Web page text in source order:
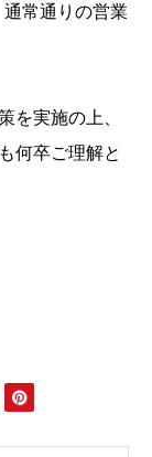
常通りの営業
を実施の上、
何卒ご理解と